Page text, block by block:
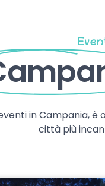
in Campania,
città più